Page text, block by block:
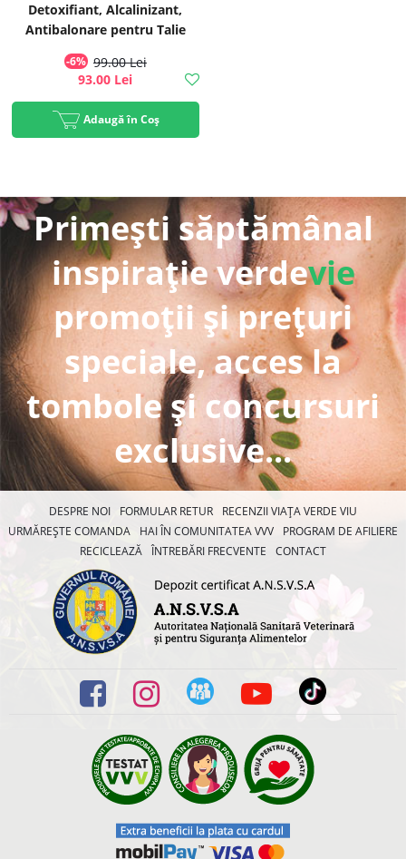
Detoxifiant, Alcalinizant,
Antibalonare pentru Talie
Suplă, 200g, #1 Best Seller |
Rawboost
-6% 99.00 Lei
93.00 Lei
Adaugă în Coș
Primești săptămânal
inspirație verdevie
promoții și prețuri
speciale, acces la
tombole și concursuri
exclusive...
DESPRE NOI FORMULAR RETUR
RECENZII VIAȚA VERDE VIU
URMĂREȘTE COMANDA
HAI ÎN COMUNITATEA VVV
PROGRAM DE AFILIERE
RECICLEAZĂ ÎNTREBĂRI FRECVENTE CONTACT